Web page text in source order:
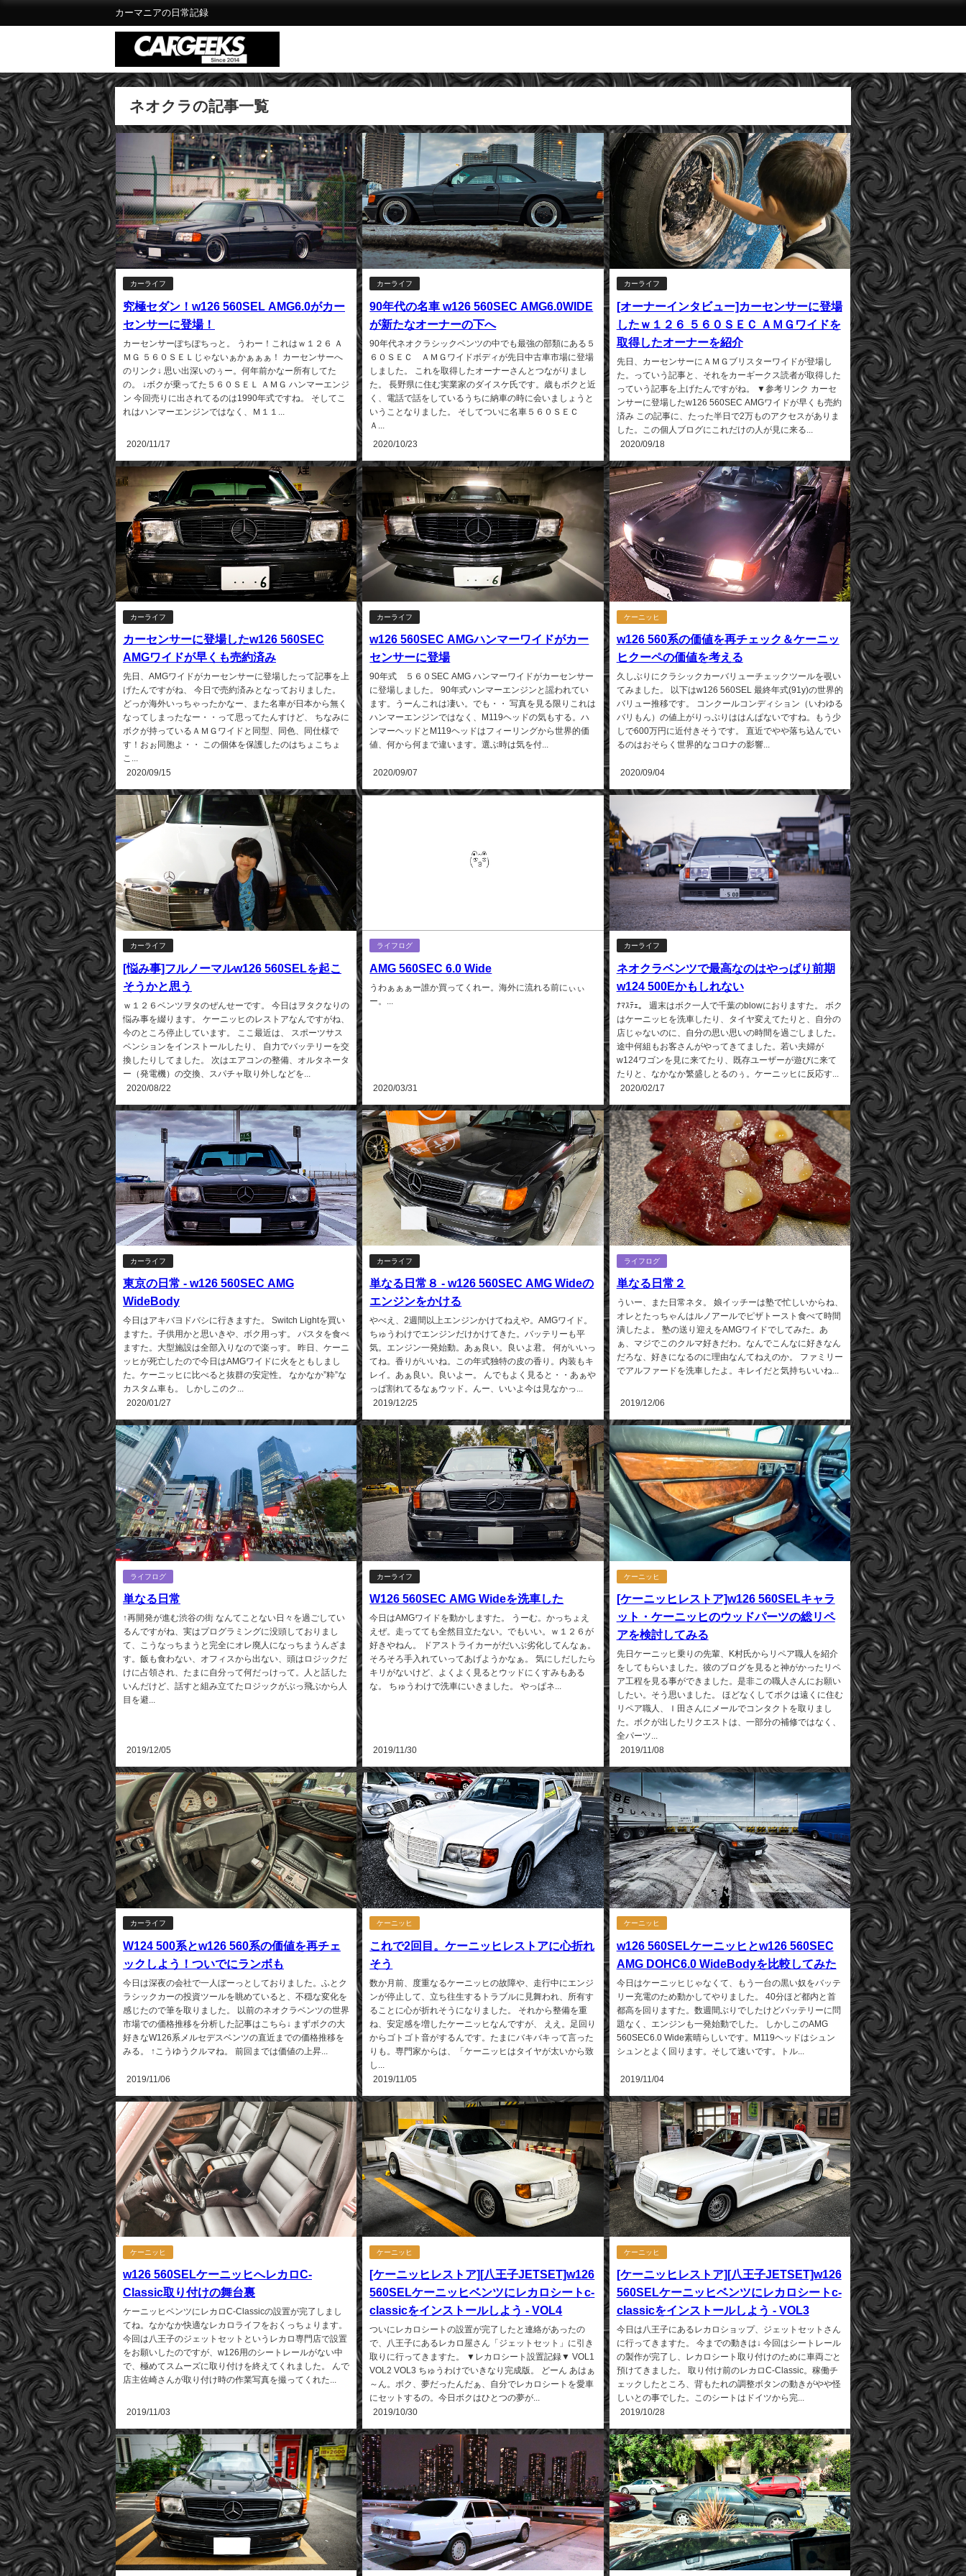
カーマニアの日常記録
ネオクラの記事一覧
カーライフ
究極セダン！w126 560SEL AMG6.0がカー
センサーに登場！
カーセンサーぽちぽちっと。 うわー！これはｗ１２６ Ａ
ＭＧ ５６０ＳＥＬじゃないぁかぁぁぁ！ カーセンサーへ
のリンク↓ 思い出深いのぅー。何年前かなー所有してた
の。 ↓ボクが乗ってた５６０ＳＥＬ ＡＭＧ ハンマーエンジ
ン 今回売りに出されてるのは1990年式ですね。 そしてこ
れはハンマーエンジンではなく、Ｍ１１...
2020/11/17
カーライフ
90年代の名車 w126 560SEC AMG6.0WIDE
が新たなオーナーの下へ
90年代ネオクラシックベンツの中でも最強の部類にある５
６０ＳＥＣ ＡＭＧワイドボディが先日中古車市場に登場
しました。 これを取得したオーナーさんとつながりまし
た。 長野県に住む実業家のダイスケ氏です。歳もボクと近
く、電話で話をしているうちに納車の時に会いましょうと
いうことなりました。 そしてついに名車５６０ＳＥＣ
Ａ...
2020/10/23
カーライフ
[オーナーインタビュー]カーセンサーに登場
したｗ１２６ ５６０ＳＥＣ ＡＭＧワイドを
取得したオーナーを紹介
先日、カーセンサーにＡＭＧブリスターワイドが登場し
た。っていう記事と、それをカーギークス読者が取得した
っていう記事を上げたんですがね。 ▼参考リンク カーセ
ンサーに登場したw126 560SEC AMGワイドが早くも売約
済み この記事に、たった半日で2万ものアクセスがありま
した。この個人ブログにこれだけの人が見に来る...
2020/09/18
カーライフ
カーセンサーに登場したw126 560SEC
AMGワイドが早くも売約済み
先日、AMGワイドがカーセンサーに登場したって記事を上
げたんですがね、 今日で売約済みとなっておりました。
どっか海外いっちゃったかなー、また名車が日本から無く
なってしまったなー・・って思ってたんすけど、 ちなみに
ボクが持っているＡＭＧワイドと同型、同色、同仕様で
す！おぉ同胞よ・・ この個体を保護したのはちょこちょ
こ...
2020/09/15
カーライフ
w126 560SEC AMGハンマーワイドがカー
センサーに登場
90年式 ５６０SEC AMG ハンマーワイドがカーセンサー
に登場しました。 90年式ハンマーエンジンと謡われてい
ます。うーんこれは凄い。でも・・ 写真を見る限りこれは
ハンマーエンジンではなく、M119ヘッドの気もする。ハ
ンマーヘッドとM119ヘッドはフィーリングから世界的価
値、何から何まで違います。選ぶ時は気を付...
2020/09/07
ケーニッヒ
w126 560系の価値を再チェック＆ケーニッ
ヒクーペの価値を考える
久しぶりにクラシックカーバリューチェックツールを覗い
てみました。 以下はw126 560SEL 最終年式(91y)の世界的
バリュー推移です。 コンクールコンディション（いわゆる
バリもん）の値上がりっぷりははんぱないですね。もう少
しで600万円に近付きそうです。 直近でやや落ち込んでい
るのはおそらく世界的なコロナの影響...
2020/09/04
カーライフ
[悩み事]フルノーマルw126 560SELを起こ
そうかと思う
ｗ１２６ベンツヲタのぜんせーです。 今日はヲタクなりの
悩み事を綴ります。 ケーニッヒのレストアなんですがね、
今のところ停止しています。 ここ最近は、 スポーツサス
ペンションをインストールしたり、 自力でバッテリーを交
換したりしてました。 次はエアコンの整備、オルタネータ
ー（発電機）の交換、スパチャ取り外しなどを...
2020/08/22
ライフログ
AMG 560SEC 6.0 Wide
うわぁぁぁー誰か買ってくれー。海外に流れる前にぃぃ
ー。...
2020/03/31
カーライフ
ネオクラベンツで最高なのはやっぱり前期
w124 500Eかもしれない
ﾅﾏｽﾃｪ。 週末はボク一人で千葉のblowにおりますた。 ボク
はケーニッヒを洗車したり、タイヤ変えてたりと、自分の
店じゃないのに、自分の思い思いの時間を過ごしました。
途中何組もお客さんがやってきてました。若い夫婦が
w124ワゴンを見に来てたり、既存ユーザーが遊びに来て
たりと、なかなか繁盛しとるのぅ。ケーニッヒに反応す...
2020/02/17
カーライフ
東京の日常 - w126 560SEC AMG
WideBody
今日はアキバヨドバシに行きますた。 Switch Lightを買い
ますた。子供用かと思いきや、ボク用っす。 パスタを食べ
ますた。大型施設は全部入りなので楽っす。 昨日、ケーニ
ッヒが死亡したので今日はAMGワイドに火をともしまし
た。ケーニッヒに比べると抜群の安定性。 なかなか”粋”な
カスタム車も。 しかしこのク...
2020/01/27
カーライフ
単なる日常８ - w126 560SEC AMG Wideの
エンジンをかける
やべえ、2週間以上エンジンかけてねえや。AMGワイド。
ちゅうわけでエンジンだけかけてきた。バッテリーも平
気。エンジン一発始動。あぁ良い。良いよ君。 何がいいっ
てね。香りがいいね。この年式独特の皮の香り。内装もキ
レイ。あぁ良い。良いよー。 んでもよく見ると・・あぁや
っぱ割れてるなぁウッド。んー、いいよ今は見なかっ...
2019/12/25
ライフログ
単なる日常２
ういー、また日常ネタ。 娘イッチーは塾で忙しいからね、
オレとたっちゃんはルノアールでピザトースト食べて時間
潰したよ。 塾の送り迎えをAMGワイドでしてみた。あ
ぁ、マジでこのクルマ好きだわ。なんでこんなに好きなん
だろな、好きになるのに理由なんてねえのか。 ファミリー
でアルファードを洗車したよ。キレイだと気持ちいいね...
2019/12/06
ライフログ
単なる日常
↑再開発が進む渋谷の街 なんてことない日々を過ごしてい
るんですがね、実はプログラミングに没頭しておりまし
て、こうなっちまうと完全にオレ廃人になっちまうんざま
す。飯も食わない、オフィスから出ない、頭はロジックだ
けに占領され、たまに自分って何だっけって。人と話した
いんだけど、話すと組み立てたロジックがぶっ飛ぶから人
目を避...
2019/12/05
カーライフ
W126 560SEC AMG Wideを洗車した
今日はAMGワイドを動かしますた。 うーむ。かっちょえ
えぜ。走ってても全然目立たない。でもいい。ｗ１２６が
好きやねん。 ドアストライカーがだいぶ劣化してんなぁ。
そろそろ手入れていってあげようかなぁ。 気にしだしたら
キリがないけど、よくよく見るとウッドにくすみもある
な。 ちゅうわけで洗車にいきました。 やっぱネ...
2019/11/30
ケーニッヒ
[ケーニッヒレストア]w126 560SELキャラ
ット・ケーニッヒのウッドパーツの総リペ
アを検討してみる
先日ケーニッヒ乗りの先輩、K村氏からリペア職人を紹介
をしてもらいました。彼のブログを見ると神がかったリペ
ア工程を見る事ができました。是非この職人さんにお願い
したい。そう思いました。 ほどなくしてボクは遠くに住む
リペア職人、Ｉ田さんにメールでコンタクトを取りまし
た。ボクが出したリクエストは、一部分の補修ではなく、
全パーツ...
2019/11/08
カーライフ
W124 500系とw126 560系の価値を再チェ
ックしよう！ついでにランボも
今日は深夜の会社で一人ぼーっとしておりました。ふとク
ラシックカーの投資ツールを眺めていると、不穏な変化を
感じたので筆を取りました。 以前のネオクラベンツの世界
市場での価格推移を分析した記事はこちら↓ まずボクの大
好きなW126系メルセデスベンツの直近までの価格推移を
みる。 ↑こうゆうクルマね。 前回までは価値の上昇...
2019/11/06
ケーニッヒ
これで2回目。ケーニッヒレストアに心折れ
そう
数か月前、度重なるケーニッヒの故障や、走行中にエンジ
ンが停止して、立ち往生するトラブルに見舞われ、所有す
ることに心が折れそうになりました。 それから整備を重
ね、安定感を増したケーニッヒなんですが、 ええ。足回り
からゴトゴト音がするんです。たまにバキバキって言った
りも。専門家からは、「ケーニッヒはタイヤが太いから致
し...
2019/11/05
ケーニッヒ
w126 560SELケーニッヒとw126 560SEC
AMG DOHC6.0 WideBodyを比較してみた
今日はケーニッヒじゃなくて、もう一台の黒い奴をバッテ
リー充電のため動かしてやりました。 40分ほど都内と首
都高を回りますた。数週間ぶりでしたけどバッテリーに問
題なく、エンジンも一発始動でした。 しかしこのAMG
560SEC6.0 Wide素晴らしいです。M119ヘッドはシュン
シュンとよく回ります。そして速いです。トル...
2019/11/04
ケーニッヒ
w126 560SELケーニッヒへレカロC-
Classic取り付けの舞台裏
ケーニッヒベンツにレカロC-Classicの設置が完了しまし
てね。なかなか快適なレカロライフをおくっちょります。
今回は八王子のジェットセットというレカロ専門店で設置
をお願いしたのですが、w126用のシートレールがない中
で、極めてスムーズに取り付けを終えてくれました。 んで
店主佐崎さんが取り付け時の作業写真を撮ってくれた...
2019/11/03
ケーニッヒ
[ケーニッヒレストア][八王子JETSET]w126
560SELケーニッヒベンツにレカロシートc-
classicをインストールしよう - VOL4
ついにレカロシートの設置が完了したと連絡があったの
で、八王子にあるレカロ屋さん「ジェットセット」に引き
取りに行ってきますた。 ▼レカロシート設置記録▼ VOL1
VOL2 VOL3 ちゅうわけでいきなり完成版。 どーん あはぁ
～ん。ボク、夢だったんだぁ、自分でレカロシートを愛車
にセットするの。今日ボクはひとつの夢が...
2019/10/30
ケーニッヒ
[ケーニッヒレストア][八王子JETSET]w126
560SELケーニッヒベンツにレカロシートc-
classicをインストールしよう - VOL3
今日は八王子にあるレカロショップ、ジェットセットさん
に行ってきますた。 今までの動きは↓ 今回はシートレール
の製作が完了し、レカロシート取り付けのために車両ごと
預けてきました。 取り付け前のレカロC-Classic。稼働チ
ェックしたところ、背もたれの調整ボタンの動きがやや怪
しいとの事でした。このシートはドイツから完...
2019/10/28